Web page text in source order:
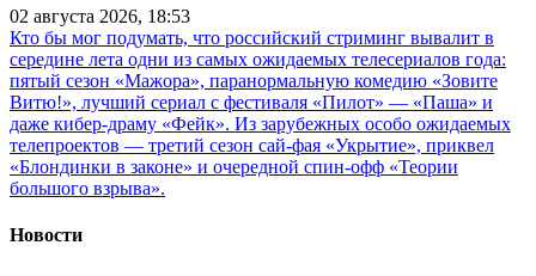
02 августа 2026, 18:53
Кто бы мог подумать, что российский стриминг вывалит в
середине лета одни из самых ожидаемых телесериалов года:
пятый сезон «Мажора», паранормальную комедию «Зовите
Витю!», лучший сериал с фестиваля «Пилот» — «Паша» и
даже кибер-драму «Фейк». Из зарубежных особо ожидаемых
телепроектов — третий сезон сай-фая «Укрытие», приквел
«Блондинки в законе» и очередной спин-офф «Теории
большого взрыва».
Новости